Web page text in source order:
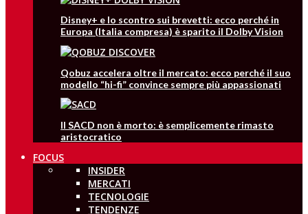
Disney+ e lo scontro sui brevetti: ecco perché in
Europa (Italia compresa) è sparito il Dolby Vision
Qobuz accelera oltre il mercato: ecco perché il suo
modello “hi-fi” convince sempre più appassionati
Il SACD non è morto: è semplicemente rimasto
aristocratico
FOCUS
INSIDER
MERCATI
TECNOLOGIE
TENDENZE